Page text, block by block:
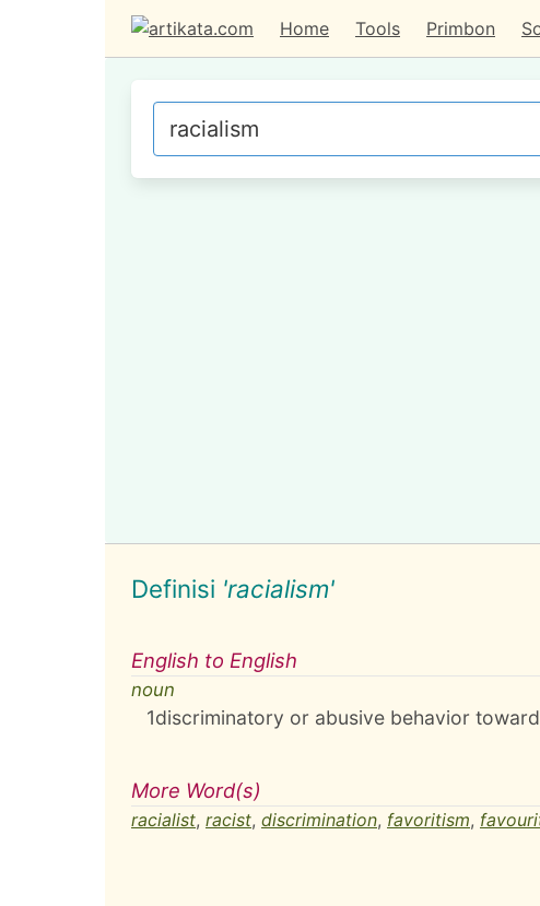
Home Tools Primbon
Definisi 'racialism'
English to English
noun
1discriminatory or abusive behavior
More Word(s)
racialist, racist, discrimination, favoritism,